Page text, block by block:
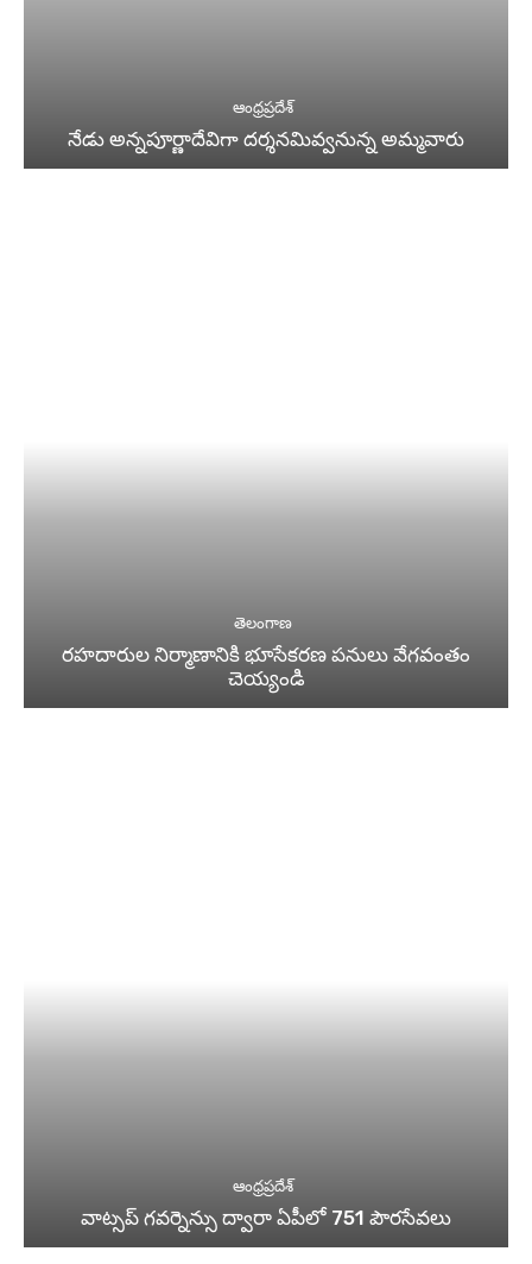
ఆంధ్రప్రదేశ్
నేడు అన్నపూర్ణాదేవిగా దర్శనమివ్వనున్న అమ్మవారు
తెలంగాణ
రహదారుల నిర్మాణానికి భూసేకరణ పనులు వేగవంతం
చెయ్యండి
ఆంధ్రప్రదేశ్
వాట్సప్ గవర్నెన్సు ద్వారా ఏపీలో 751 పౌరసేవలు